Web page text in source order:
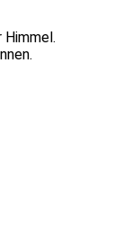
Himmel.